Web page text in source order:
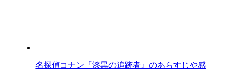
名探偵コナン『漆黒の追跡者』のあらすじや感